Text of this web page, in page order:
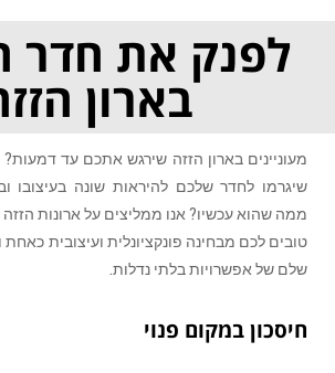
לפנק את חדר
בארון
מעוניינים בארון הזזה שירגש אתכם עד דמעות?
שיגרמו לחדר שלכם להיראות שונה בעיצובו
ממה שהוא עכשיו? אנו ממליצים על ארונות הזזה
טובים לכם מבחינה פונקציונלית ועיצובית
שלם של אפשרויות בלתי נדלות.
חיסכון במקום פנוי